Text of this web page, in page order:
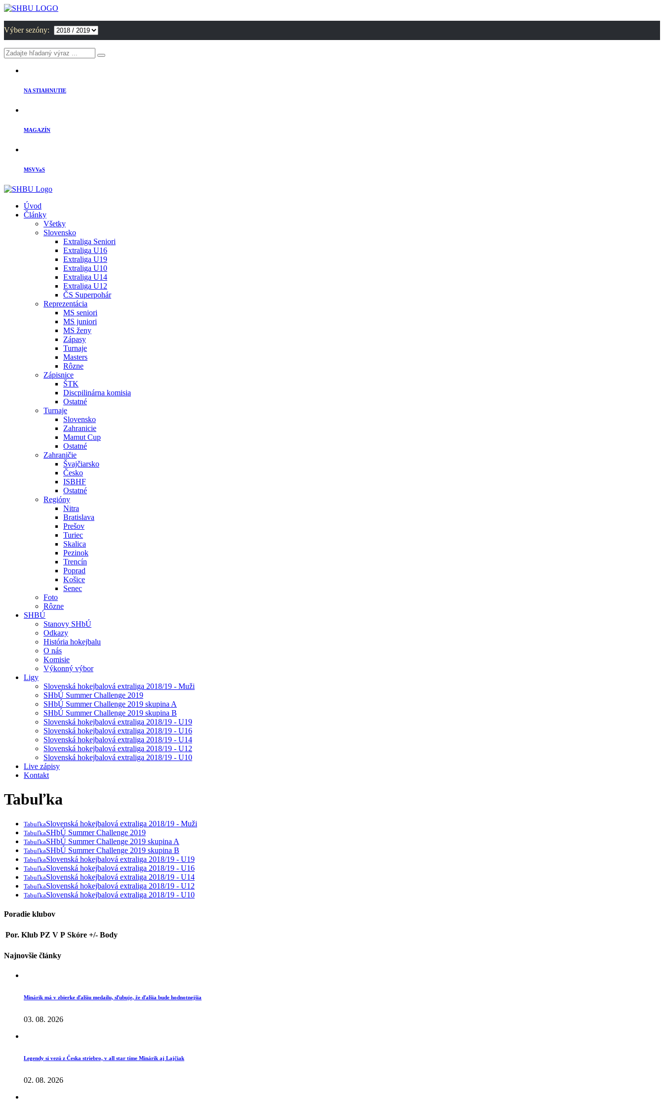
Výber sezóny:
NA STIAHNUTIE
MAGAZÍN
MSVVaS
Úvod
Články
Všetky
Slovensko
Extraliga Seniori
Extraliga U16
Extraliga U19
Extraliga U10
Extraliga U14
Extraliga U12
ČS Superpohár
Reprezentácia
MS seniori
MS juniori
MS ženy
Zápasy
Turnaje
Masters
Rôzne
Zápisnice
ŠTK
Discpilinárna komisia
Ostatné
Turnaje
Slovensko
Zahranicie
Mamut Cup
Ostatné
Zahraničie
Švajčiarsko
Česko
ISBHF
Ostatné
Regióny
Nitra
Bratislava
Prešov
Turiec
Skalica
Pezinok
Trencín
Poprad
Košice
Senec
Foto
Rôzne
SHBÚ
Stanovy SHbÚ
Odkazy
História hokejbalu
O nás
Komisie
Výkonný výbor
Ligy
Slovenská hokejbalová extraliga 2018/19 - Muži
SHbÚ Summer Challenge 2019
SHbÚ Summer Challenge 2019 skupina A
SHbÚ Summer Challenge 2019 skupina B
Slovenská hokejbalová extraliga 2018/19 - U19
Slovenská hokejbalová extraliga 2018/19 - U16
Slovenská hokejbalová extraliga 2018/19 - U14
Slovenská hokejbalová extraliga 2018/19 - U12
Slovenská hokejbalová extraliga 2018/19 - U10
Live zápisy
Kontakt
Tabuľka
TabuľkaSlovenská hokejbalová extraliga 2018/19 - Muži
TabuľkaSHbÚ Summer Challenge 2019
TabuľkaSHbÚ Summer Challenge 2019 skupina A
TabuľkaSHbÚ Summer Challenge 2019 skupina B
TabuľkaSlovenská hokejbalová extraliga 2018/19 - U19
TabuľkaSlovenská hokejbalová extraliga 2018/19 - U16
TabuľkaSlovenská hokejbalová extraliga 2018/19 - U14
TabuľkaSlovenská hokejbalová extraliga 2018/19 - U12
TabuľkaSlovenská hokejbalová extraliga 2018/19 - U10
Poradie klubov
Por. Klub PZ V P Skóre +/- Body
Najnovšie články
Minárik má v zbierke ďalšiu medailu, sľubuje, že ďalšia bude hodnotnejšia
03. 08. 2026
Legendy si vezú z Česka striebro, v all star tíme Minárik aj Lajčiak
02. 08. 2026